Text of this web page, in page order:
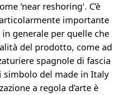
'near reshoring'. C’è
importante
generale per quelle che
del prodotto, come ad
spagnole di fascia
del made in Italy
a regola d’arte è